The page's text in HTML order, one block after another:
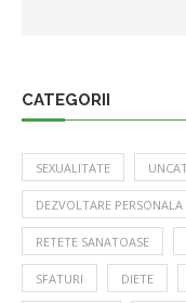
CATEGORII
SEXUALITATE
DEZVOLTARE PERSONALA
RETETE SANATOASE
SFATURI DIETE